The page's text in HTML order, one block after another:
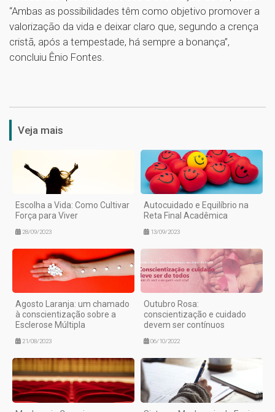
“Ambas as possibilidades têm como objetivo promover a
valorização da vida e deixar claro que, segundo a crença
cristã, após a tempestade, há sempre a bonança”,
concluiu Ênio Fontes.
Veja mais
Escolha a Vida: Como Cultivar
Força para Viver
28/09/2023
Autocuidado e Equilíbrio na
Reta Final Acadêmica
13/09/2023
Agosto Laranja: um chamado
à conscientização sobre a
Esclerose Múltipla
21/08/2023
Outubro Rosa:
conscientização e cuidado
devem ser contínuos
06/10/2022